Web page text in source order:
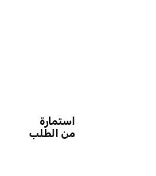
استمارة
من الطلب